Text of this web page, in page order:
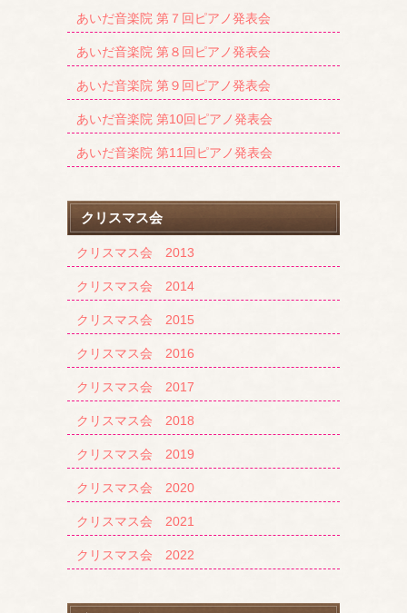
あいだ音楽院 第７回ピアノ発表会
あいだ音楽院 第８回ピアノ発表会
あいだ音楽院 第９回ピアノ発表会
あいだ音楽院 第10回ピアノ発表会
あいだ音楽院 第11回ピアノ発表会
クリスマス会
クリスマス会 2013
クリスマス会 2014
クリスマス会 2015
クリスマス会 2016
クリスマス会 2017
クリスマス会 2018
クリスマス会 2019
クリスマス会 2020
クリスマス会 2021
クリスマス会 2022